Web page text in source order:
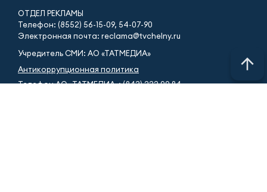
ОТДЕЛ РЕКЛАМЫ
Телефон: (8552) 56-15-09, 54-07-90
Электронная почта: reclama@tvchelny.ru
Учредитель СМИ: АО «ТАТМЕДИА»
Антикоррупционная политика
Телефон АО «ТАТМЕДИА»: (843) 222 09 84